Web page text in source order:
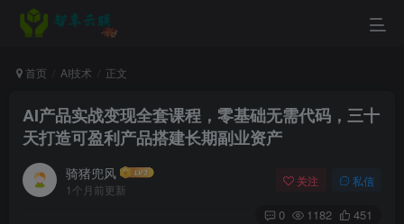
首页 AI技术 正文
AI产品实战变现全套课程，零基础无需代码，三十
天打造可盈利产品搭建长期副业资产
骑猪兜风
1个月前更新
关注 私信
0 1182 451